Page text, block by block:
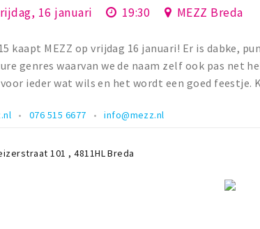
16 januari 19:30 MEZZ Breda
kaapt MEZZ op vrijdag 16 januari! Er is dabke,
genres waarvan we de naam zelf ook pas net
ieder wat wils en het wordt een goed feestje.
076 515 6677 info@mezz.nl
101 ,4811HLBreda